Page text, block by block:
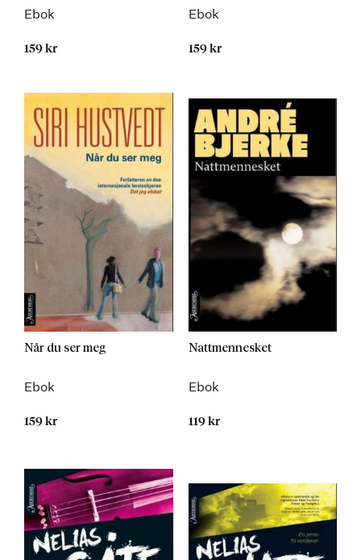
Ebok
159 kr
Ebok
159 kr
Når du ser meg
Ebok
159 kr
Nattmennesket
Ebok
119 kr